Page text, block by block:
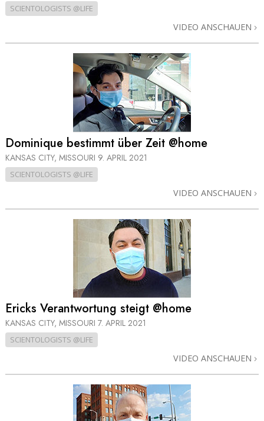
SCIENTOLOGISTS @LIFE
VIDEO ANSCHAUEN
Dominique bestimmt über Zeit @home
KANSAS CITY, MISSOURI 9. APRIL 2021
SCIENTOLOGISTS @LIFE
VIDEO ANSCHAUEN
Ericks Verantwortung steigt @home
KANSAS CITY, MISSOURI 7. APRIL 2021
SCIENTOLOGISTS @LIFE
VIDEO ANSCHAUEN